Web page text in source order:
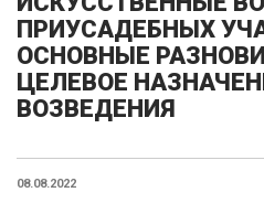
ПРИУСАДЕБНЫХ
ОСНОВНЫЕ
ЦЕЛЕВОЕ
ВОЗВЕДЕНИЯ
08.08.2022